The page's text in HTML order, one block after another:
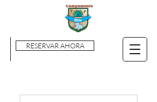
RESERVAR AHORA